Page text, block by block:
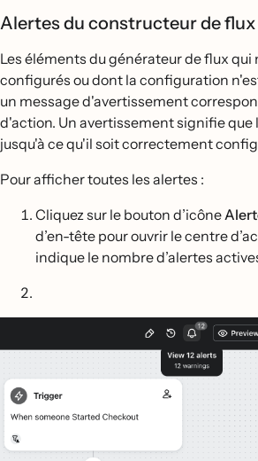
Alertes du constructeur de flux
Les éléments du générateur de flux qui
configurés ou dont la configuration
un message d'avertissement
d'action. Un avertissement signifie
jusqu'à ce qu'il soit correctement
Pour afficher toutes les alertes :
Cliquez sur le bouton d’icône
d’en-tête pour ouvrir le centre
indique le nombre d’alertes